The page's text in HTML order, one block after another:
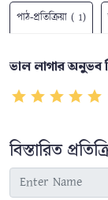
পাঠ-প্রতিক্রিয়া ( 1)
ভাল লাগার অনুভব
বিস্তারিত